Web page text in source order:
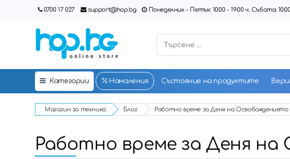
0700 17 027 support@hop.bg Понеделник - Петък: 10:00 - 19:00 ч. Събота:
Категории Намаления Състояние на продуктите
Магазин за техника Блог Работно време за Деня на Освобождението
Работно време за Деня на